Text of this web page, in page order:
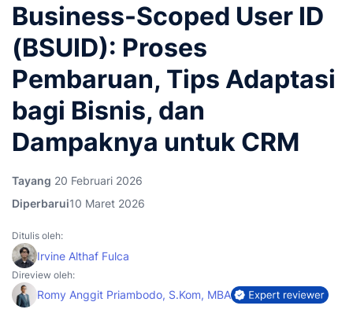
Business-Scoped User ID
(BSUID): Proses
Pembaruan, Tips Adaptasi
bagi Bisnis, dan
Dampaknya untuk CRM
Tayang 20 Februari 2026
Diperbarui10 Maret 2026
Ditulis oleh:
Irvine Althaf Fulca
Direview oleh:
Romy Anggit Priambodo, S.Kom, MBA